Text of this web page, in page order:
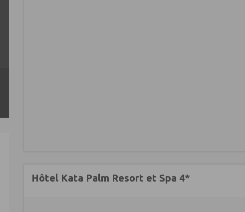
Hôtel Kata Palm Resort et Spa 4*